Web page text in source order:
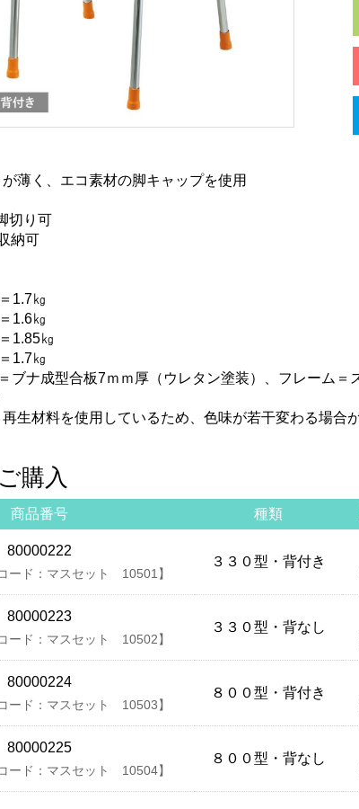
薄く、エコ素材の脚キャップを使用
切り可
納可
1.7㎏
1.6㎏
1.85㎏
1.7㎏
ブナ成型合板7ｍｍ厚（ウレタン塗装）、フレーム
生材料を使用しているため、色味が若干変わる場合が
購入
商品番号 種類
80000222
ード：マスセット 10501】
３３０型・背付き
80000223
ード：マスセット 10502】
３３０型・背なし
80000224
ード：マスセット 10503】
８００型・背付き
80000225
ード：マスセット 10504】
８００型・背なし